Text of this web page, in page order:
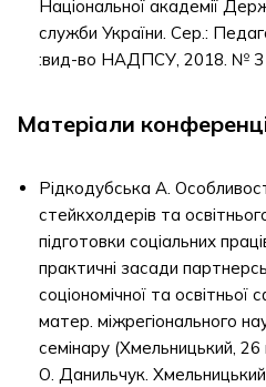
Національної академії
служби України. Сер.:
:вид-во НАДПСУ, 2018. № 3
Матеріали
Рідкодубська А.
стейкхолдерів та
підготовки соціальних
практичні засади
соціономічної та
матер. міжрегіонального
семінару (Хмельницький,
О. Данильчук.